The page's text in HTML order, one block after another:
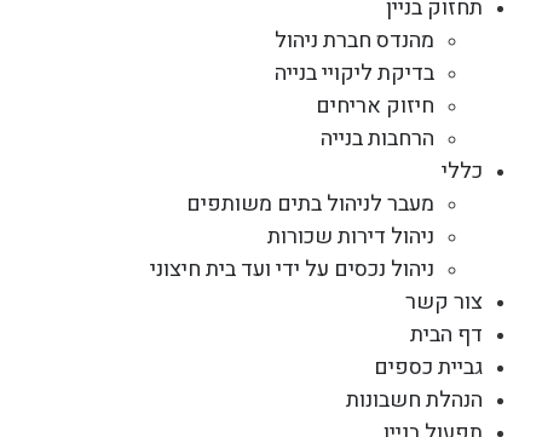
תחזוק בניין
מהנדס חברת ניהול
בדיקת ליקויי בנייה
חיזוק אריחים
הרחבות בנייה
כללי
מעבר לניהול בתים משותפים
ניהול דירות שכורות
ניהול נכסים על ידי ועד בית חיצוני
צור קשר
דף הבית
גביית כספים
הנהלת חשבונות